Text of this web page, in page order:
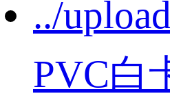
PVC白